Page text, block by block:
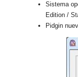
Sistema
Edition /
Pidgin